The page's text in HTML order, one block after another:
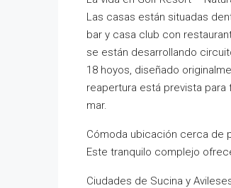
Las casas están situadas
bar y casa club con
se están desarrollando
18 hoyos, diseñado
reapertura está prevista para
mar.
Cómoda ubicación cerca de
Este tranquilo complejo
Ciudades de Sucina y